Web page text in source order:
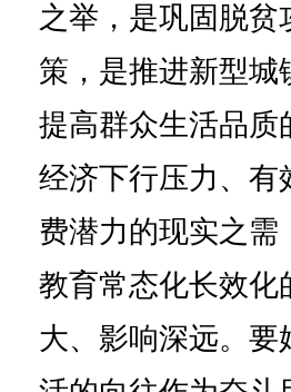
之举，是巩固脱
策，是推进新型城
提高群众生活品质
经济下行压力、有
费潜力的现实之需
教育常态化长效化
大、影响深远。要